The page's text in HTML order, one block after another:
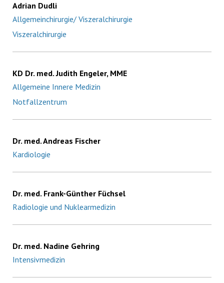
Adrian Dudli
Allgemeinchirurgie/ Viszeralchirurgie
Viszeralchirurgie
KD Dr. med. Judith Engeler, MME
Allgemeine Innere Medizin
Notfallzentrum
Dr. med. Andreas Fischer
Kardiologie
Dr. med. Frank-Günther Füchsel
Radiologie und Nuklearmedizin
Dr. med. Nadine Gehring
Intensivmedizin